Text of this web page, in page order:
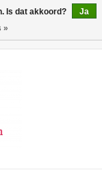
Is dat akkoord?
Ja
»